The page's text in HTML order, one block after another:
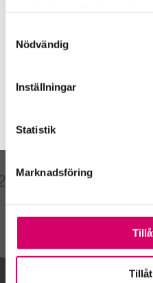
Nödvändig
Inställningar
Statistik
Marknadsföring
Gå till